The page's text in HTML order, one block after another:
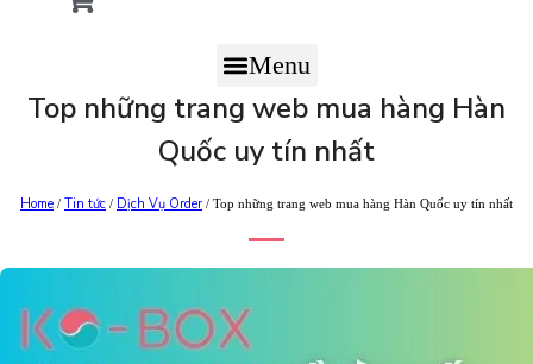
Menu
Top những trang web mua hàng Hàn
Quốc uy tín nhất
Home / Tin tức / Dịch Vụ Order / Top những trang web mua hàng Hàn Quốc uy tín nhất